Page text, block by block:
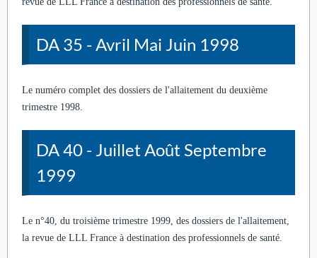
DA 35 - Avril Mai Juin 1998
Le numéro complet des dossiers de l'allaitement du deuxième
trimestre 1998.
DA 40 - Juillet Août Septembre
1999
Le n°40, du troisième trimestre 1999, des dossiers de l'allaitement,
la revue de LLL France à destination des professionnels de santé.